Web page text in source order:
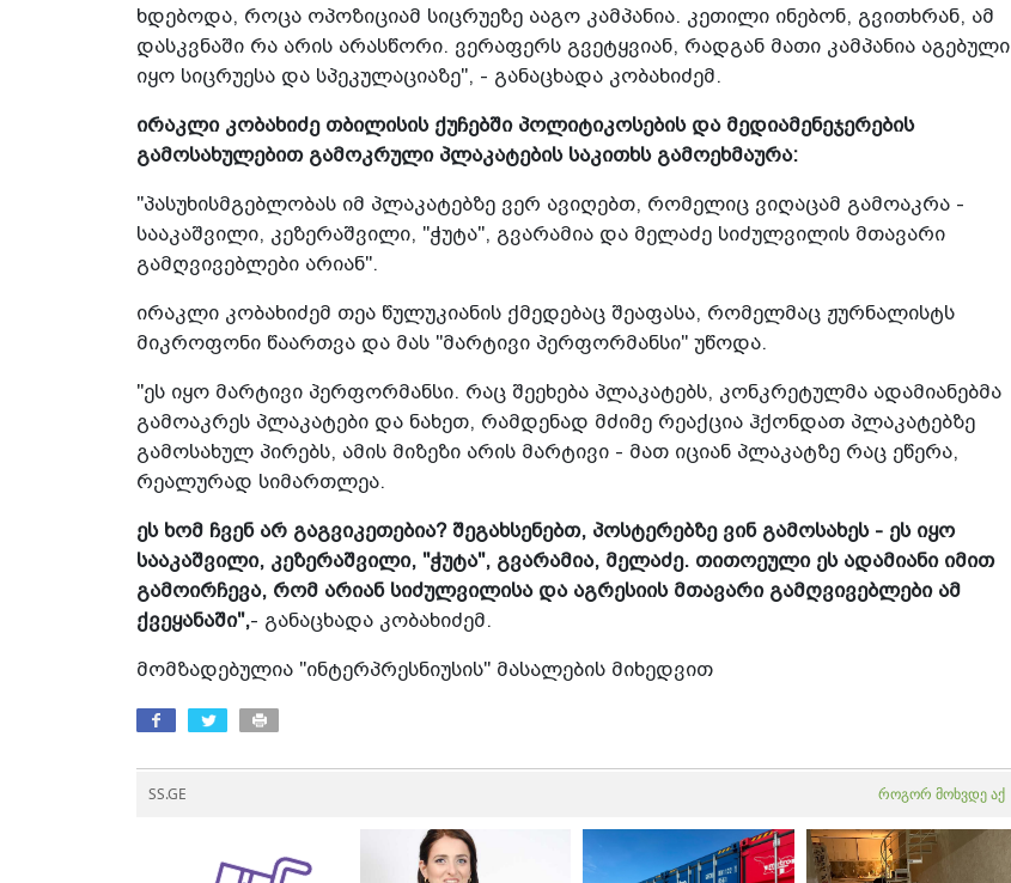
ხდებოდა, როცა ოპოზიციამ სიცრუეზე ააგო კამპანია. კეთილი ინებონ, გვითხრან, ამ
დასკვნაში რა არის არასწორი. ვერაფერს გვეტყვიან, რადგან მათი კამპანია აგებული
იყო სიცრუესა და სპეკულაციაზე", - განაცხადა კობახიძემ.
ირაკლი კობახიძე თბილისის ქუჩებში პოლიტიკოსების და მედიამენეჯერების
გამოსახულებით გამოკრული პლაკატების საკითხს გამოეხმაურა:
"პასუხისმგებლობას იმ პლაკატებზე ვერ ავიღებთ, რომელიც ვიღაცამ გამოაკრა -
სააკაშვილი, კეზერაშვილი, "ჭუტა", გვარამია და მელაძე სიძულვილის მთავარი
გამღვივებლები არიან".
ირაკლი კობახიძემ თეა წულუკიანის ქმედებაც შეაფასა, რომელმაც ჟურნალისტს
მიკროფონი წაართვა და მას "მარტივი პერფორმანსი" უწოდა.
"ეს იყო მარტივი პერფორმანსი. რაც შეეხება პლაკატებს, კონკრეტულმა ადამიანებმა
გამოაკრეს პლაკატები და ნახეთ, რამდენად მძიმე რეაქცია ჰქონდათ პლაკატებზე
გამოსახულ პირებს, ამის მიზეზი არის მარტივი - მათ იციან პლაკატზე რაც ეწერა,
რეალურად სიმართლეა.
ეს ხომ ჩვენ არ გაგვიკეთებია? შეგახსენებთ, პოსტერებზე ვინ გამოსახეს - ეს იყო
სააკაშვილი, კეზერაშვილი, "ჭუტა", გვარამია, მელაძე. თითოეული ეს ადამიანი იმით
გამოირჩევა, რომ არიან სიძულვილისა და აგრესიის მთავარი გამღვივებლები ამ
ქვეყანაში",- განაცხადა კობახიძემ.
მომზადებულია "ინტერპრესნიუსის" მასალების მიხედვით
SS.GE როგორ მოხვდე აქ